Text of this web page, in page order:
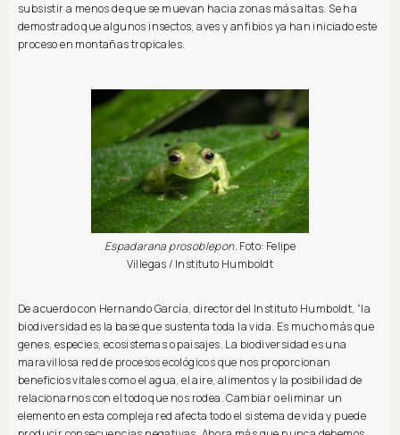
subsistir a menos de que se muevan hacia zonas más altas. Se ha
demostrado que algunos insectos, aves y anfibios ya han iniciado este
proceso en montañas tropicales.
Espadarana prosoblepon. Foto: Felipe
Villegas / Instituto Humboldt
De acuerdo con Hernando García, director del Instituto Humboldt, “la
biodiversidad es la base que sustenta toda la vida. Es mucho más que
genes, especies, ecosistemas o paisajes. La biodiversidad es una
maravillosa red de procesos ecológicos que nos proporcionan
beneficios vitales como el agua, el aire, alimentos y la posibilidad de
relacionarnos con el todo que nos rodea. Cambiar o eliminar un
elemento en esta compleja red afecta todo el sistema de vida y puede